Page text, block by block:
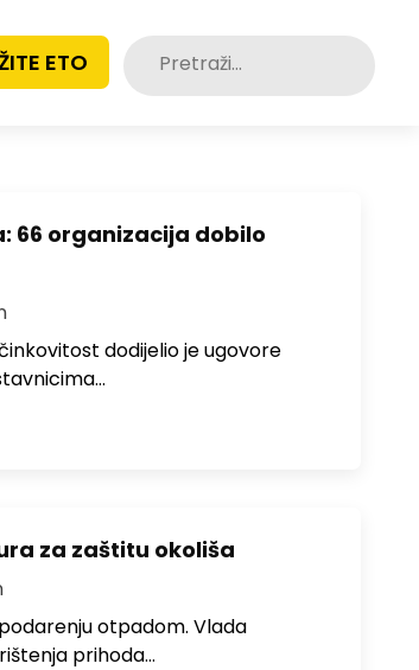
ETO Pretraži:
66 organizacija dobilo
dodijelio je ugovore
za zaštitu okoliša
otpadom. Vlada
prihoda…